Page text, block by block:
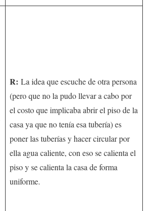
R: La idea que escuche de otra persona
(pero que no la pudo llevar a cabo por
el costo que implicaba abrir el piso de la
casa ya que no tenía esa tubería) es
poner las tuberías y hacer circular por
ella agua caliente, con eso se calienta el
piso y se calienta la casa de forma
uniforme.